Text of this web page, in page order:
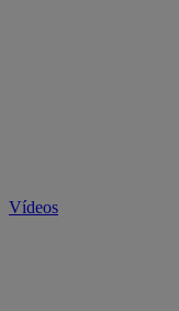
Vídeos